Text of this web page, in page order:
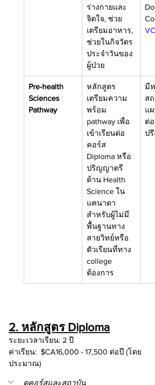
ร่างกายและ
จิตใจ, ช่วย
เตรียมอาหาร,
ช่วยในกิจวัตร
ประจำวันของ
ผู้ป่วย
Pre-health
Sciences
Pathway
หลักสูตร
เตรียมความ
พร้อม
pathway เพื่อ
เข้าเรียนต่อ
คอร์ส
Diploma หรือ
ปริญญาตรี
ด้าน Health
Science ใน
แคนาดา
สำหรับผู้ไม่มี
พื้นฐานทาง
สายวิทย์หรือ
ตัวเรียนที่ทาง
college
ต้องการ
มี
ส
แผ
ต่อ
ปรึ
2. หลักสูตร Diploma
ระยะเวลาเรียน: 2 ปี
ค่าเรียน:  $CA16,000 - 17,500 ต่อปี (โดย
ประมาณ)
ดูคอร์สและสถาบัน